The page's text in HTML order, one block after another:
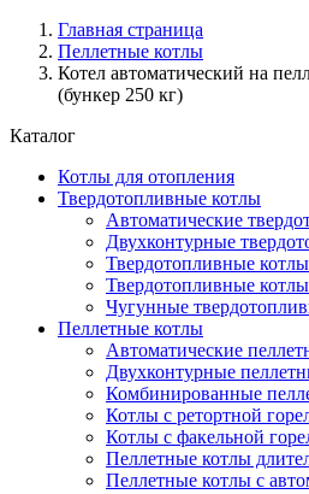
Главная страница
Пеллетные котлы
Котел автоматический на
(бункер 250 кг)
Каталог
Котлы для отопления
Твердотопливные котлы
Автоматические
Двухконтурные
Твердотопливные
Твердотопливные
Чугунные
Пеллетные котлы
Автоматические
Двухконтурные
Комбинированные
Котлы с ретортной
Котлы с факельной
Пеллетные котлы
Пеллетные котлы с